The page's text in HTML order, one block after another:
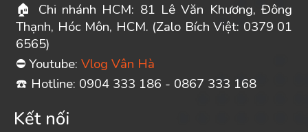
🏠
Chi nhánh HCM: 81 Lê Văn Khương, Đông
Thạnh, Hóc Môn, HCM. (Zalo Bích Việt: 0379 01
6565)
⛔ Youtube: Vlog Vân Hà
☎ ️ Hotline: 0904 333 186 - 0867 333 168
Kết nối